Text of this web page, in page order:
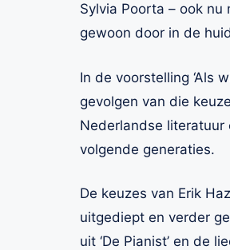
Sylvia Poorta – ook
gewoon door in de
In de voorstelling ‘Als
gevolgen van die
Nederlandse
volgende generaties.
De keuzes van Erik
uitgediept en verder
uit ‘De Pianist’ en de